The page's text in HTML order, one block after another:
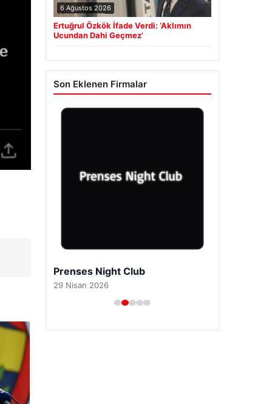
6 Ağustos 2026
Ertuğrul Özkök İfade Verdi: ‘Aklımın
Ucundan Dahi Geçmez’
Son Eklenen Firmalar
Prenses Night Club
29 Nisan 2026